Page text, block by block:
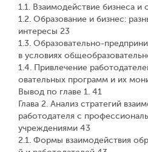
1.1. Взаимодействие бизнеса и
1.2. Образование и бизнес:
интересы 23
1.3. Образовательно-
в условиях
1.4. Привлечение
овательных программ и их
Вывод по главе 1. 41
Глава 2. Анализ стратегий
работодателя с
учреждениями 43
2.1. Формы взаимодействия